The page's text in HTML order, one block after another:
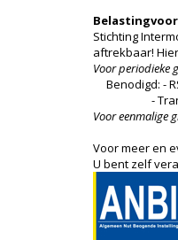
Stichting
aftrekbaar!
Voor periodieke
Benodigd: -
-
Voor eenmalige
Voor meer en
U bent zelf